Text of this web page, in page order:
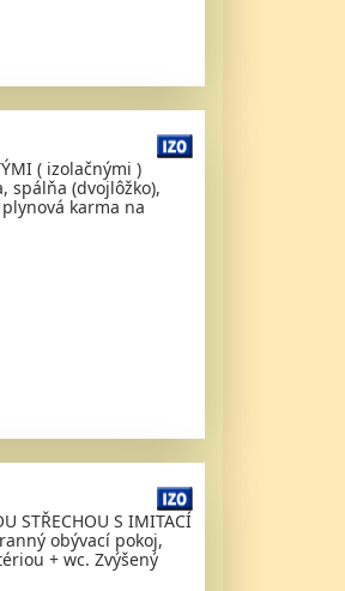
( izolačnými )
spálňa (dvojlôžko),
karma na
STŘECHOU S IMITACÍ
obývací pokoj,
+ wc. Zvýšený